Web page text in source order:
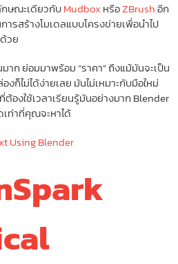
กษณะเดียวกับMudbox หรือZBrushอีก
ารสร้างโมเดลแบบโครงข่ายเพื่อนำไป
วย
าก ย่อมมาพร้อม “ราคา” ถึงแม้มันจะเป็น
ก็ไม่ได้ง่ายเลย มันไม่เหมาะกับมือใหม่
องใช้เวลาเรียนรู้มันอย่างมาก Blender
ท่าที่คุณจะหาได้
Using Blender